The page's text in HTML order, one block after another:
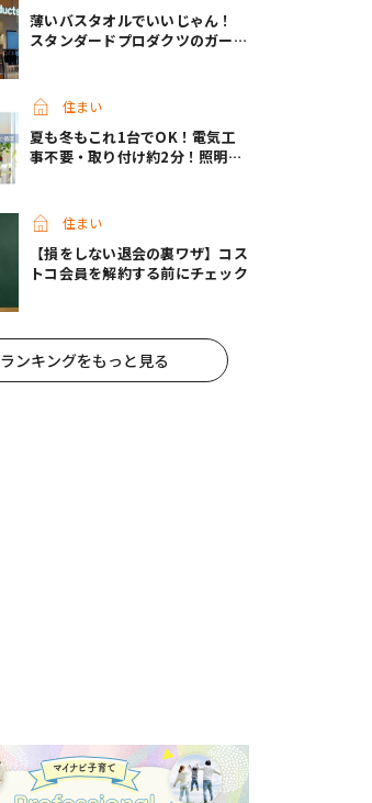
薄いバスタオルでいいじゃん！
スタンダードプロダクツのガーゼ
住まい
夏も冬もこれ1台でOK！電気工
事不要・取り付け約2分！照明な
住まい
【損をしない退会の裏ワザ】コス
トコ会員を解約する前にチェック
ランキングをもっと見る